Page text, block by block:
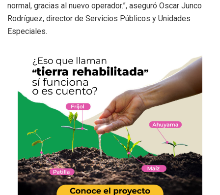
normal, gracias al nuevo operador.”, aseguró Oscar Junco
Rodríguez, director de Servicios Públicos y Unidades
Especiales.